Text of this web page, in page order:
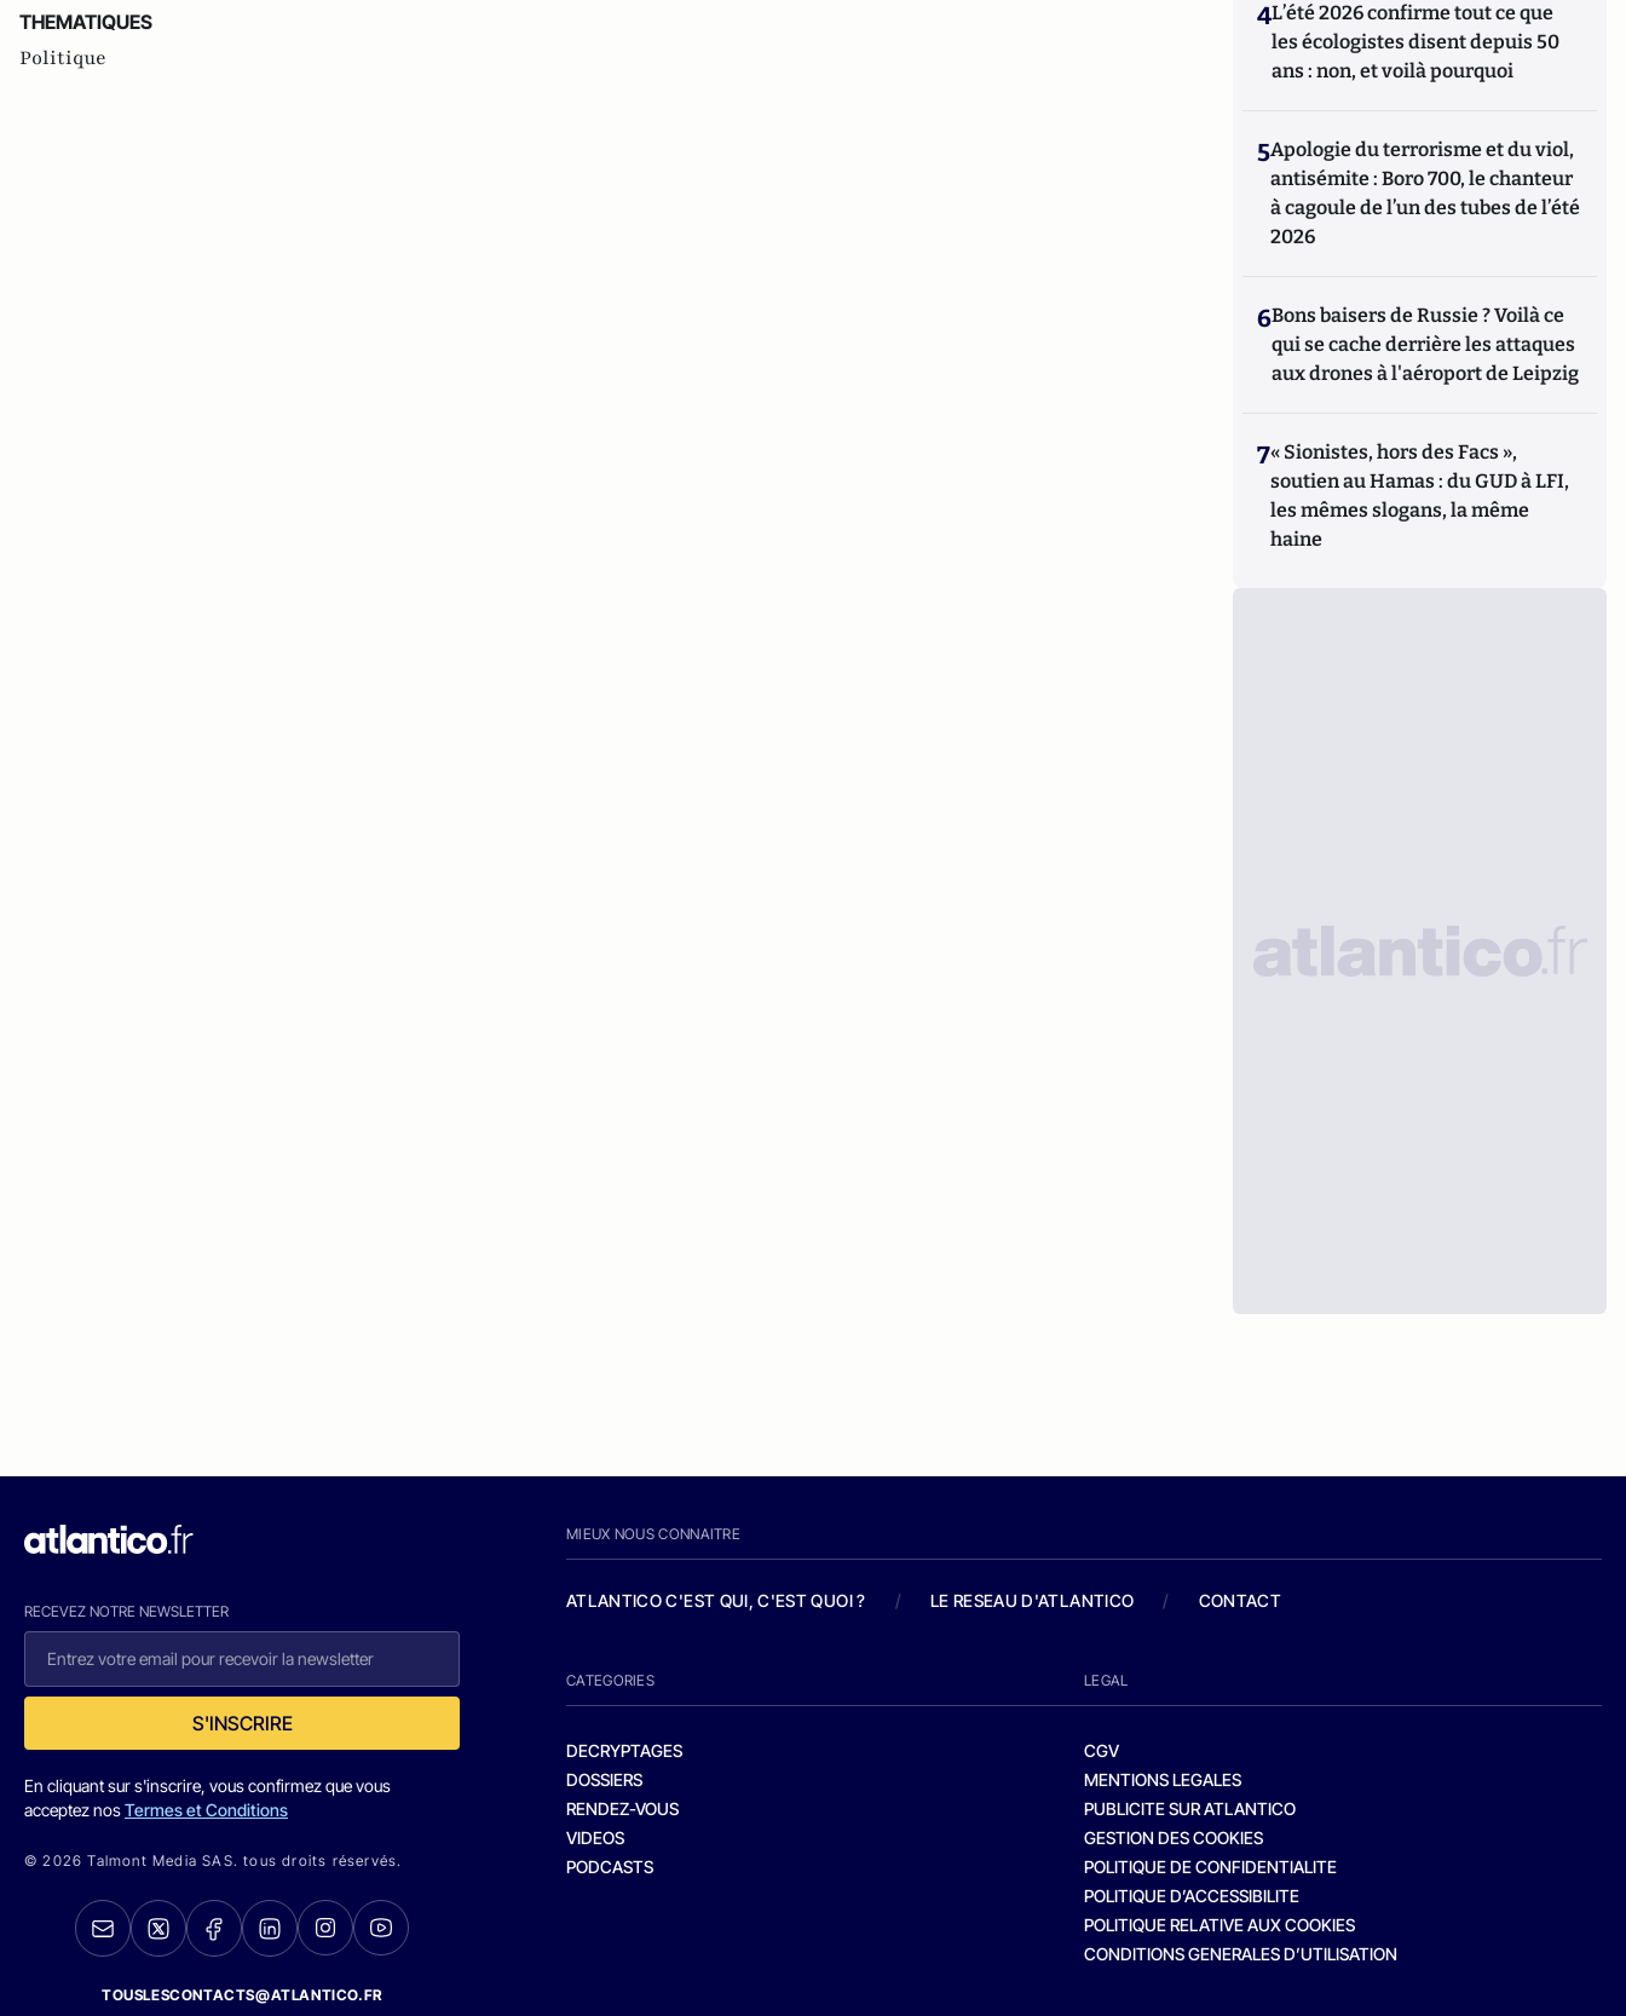
THEMATIQUES
Politique
4L’été 2026 confirme tout ce que
les écologistes disent depuis 50
ans : non, et voilà pourquoi
5Apologie du terrorisme et du viol,
antisémite : Boro 700, le chanteur
à cagoule de l’un des tubes de l’été
2026
6Bons baisers de Russie ? Voilà ce
qui se cache derrière les attaques
aux drones à l'aéroport de Leipzig
7« Sionistes, hors des Facs »,
soutien au Hamas : du GUD à LFI,
les mêmes slogans, la même
haine
RECEVEZ NOTRE NEWSLETTER
S'INSCRIRE
En cliquant sur s'inscrire, vous confirmez que vous
acceptez nosTermes et Conditions
© 2026 Talmont Media SAS. tous droits réservés.
TOUSLESCONTACTS@ATLANTICO.FR
MIEUX NOUS CONNAITRE
ATLANTICO C'EST QUI, C'EST QUOI ? / LE RESEAU D'ATLANTICO / CONTACT
CATEGORIES
DECRYPTAGES
DOSSIERS
RENDEZ-VOUS
VIDEOS
PODCASTS
LEGAL
CGV
MENTIONS LEGALES
PUBLICITE SUR ATLANTICO
GESTION DES COOKIES
POLITIQUE DE CONFIDENTIALITE
POLITIQUE D’ACCESSIBILITE
POLITIQUE RELATIVE AUX COOKIES
CONDITIONS GENERALES D’UTILISATION